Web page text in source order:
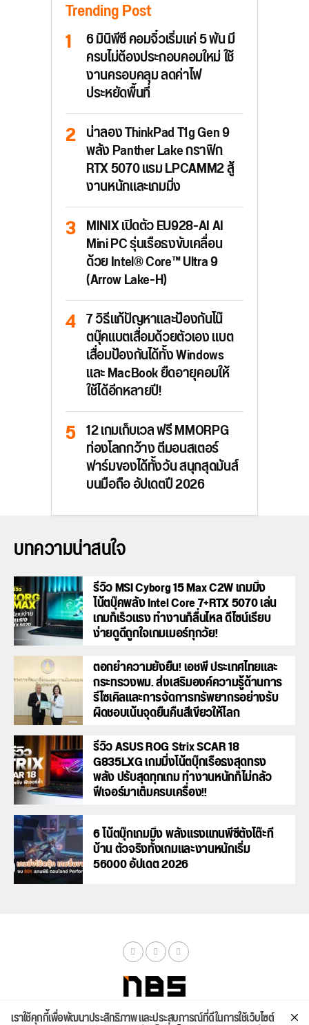
Trending Post
6 มินิพีซี คอมจิ๋วเริ่มแค่ 5 พัน มี
ครบไม่ต้องประกอบคอมใหม่ ใช้
งานครอบคลุม ลดค่าไฟ
ประหยัดพื้นที่
น่าลอง ThinkPad T1g Gen 9
พลัง Panther Lake กราฟิก
RTX 5070 แรม LPCAMM2 สู้
งานหนักและเกมมิ่ง
MINIX เปิดตัว EU928-AI AI
Mini PC รุ่นเรือธงขับเคลื่อน
ด้วย Intel® Core™ Ultra 9
(Arrow Lake-H)
7 วิธีแก้ปัญหาและป้องกันโน๊
ตบุ๊คแบตเสื่อมด้วยตัวเอง แบต
เสื่อมป้องกันได้ทั้ง Windows
และ MacBook ยืดอายุคอมให้
ใช้ได้อีกหลายปี!
12 เกมเก็บเวล ฟรี MMORPG
ท่องโลกกว้าง ตีมอนสเตอร์
ฟาร์มของได้ทั้งวัน สนุกสุดมันส์
บนมือถือ อัปเดตปี 2026
บทความน่าสนใจ
รีวิว MSI Cyborg 15 Max C2W เกมมิ่ง
โน้ตบุ๊คพลัง Intel Core 7+RTX 5070 เล่น
เกมก็เร็วแรง ทำงานก็ลื่นไหล ดีไซน์เรียบ
ง่ายดูดีถูกใจเกมเมอร์ทุกวัย!
ตอกย้ำความยั่งยืน! เอชพี ประเทศไทยและ
กระทรวงพม. ส่งเสริมองค์ความรู้ด้านการ
รีไซเคิลและการจัดการทรัพยากรอย่างรับ
ผิดชอบเน้นจุดยืนคืนสีเขียวให้โลก
รีวิว ASUS ROG Strix SCAR 18
G835LXG เกมมิ่งโน้ตบุ๊กเรือธงสุดทรง
พลัง ปรับสุดทุกเกม ทำงานหนักก็ไม่กลัว
ฟีเจอร์มาเต็มครบเครื่อง!!
6 โน้ตบุ๊กเกมมิ่ง พลังแรงแทนพีซีตั้งโต๊ะที่
บ้าน ตัวจริงทั้งเกมและงานหนักเริ่ม
56000 อัปเดต 2026
เราใช้คุกกี้เพื่อพัฒนาประสิทธิภาพ และประสบการณ์ที่ดีในการใช้เว็บไซต์